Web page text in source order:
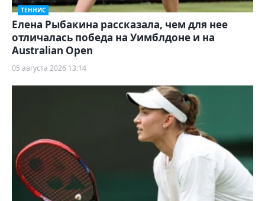
ТЕННИС
Елена Рыбакина рассказала, чем для нее
отличалась победа на Уимблдоне и на
Australian Open
05 августа 2026 13:14